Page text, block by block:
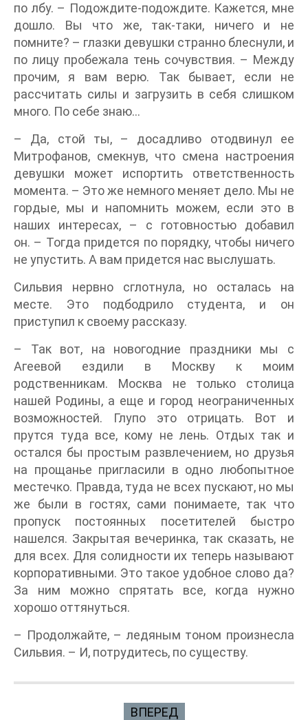
по лбу. – Подождите-подождите. Кажется, мне
дошло. Вы что же, так-таки, ничего и не
помните? – глазки девушки странно блеснули, и
по лицу пробежала тень сочувствия. – Между
прочим, я вам верю. Так бывает, если не
рассчитать силы и загрузить в себя слишком
много. По себе знаю…
– Да, стой ты, – досадливо отодвинул ее
Митрофанов, смекнув, что смена настроения
девушки может испортить ответственность
момента. – Это же немного меняет дело. Мы не
гордые, мы и напомнить можем, если это в
наших интересах, – с готовностью добавил
он. – Тогда придется по порядку, чтобы ничего
не упустить. А вам придется нас выслушать.
Сильвия нервно сглотнула, но осталась на
месте. Это подбодрило студента, и он
приступил к своему рассказу.
– Так вот, на новогодние праздники мы с
Агеевой ездили в Москву к моим
родственникам. Москва не только столица
нашей Родины, а еще и город неограниченных
возможностей. Глупо это отрицать. Вот и
прутся туда все, кому не лень. Отдых так и
остался бы простым развлечением, но друзья
на прощанье пригласили в одно любопытное
местечко. Правда, туда не всех пускают, но мы
же были в гостях, сами понимаете, так что
пропуск постоянных посетителей быстро
нашелся. Закрытая вечеринка, так сказать, не
для всех. Для солидности их теперь называют
корпоративными. Это такое удобное слово да?
За ним можно спрятать все, когда нужно
хорошо оттянуться.
– Продолжайте, – ледяным тоном произнесла
Сильвия. – И, потрудитесь, по существу.
ВПЕРЕД